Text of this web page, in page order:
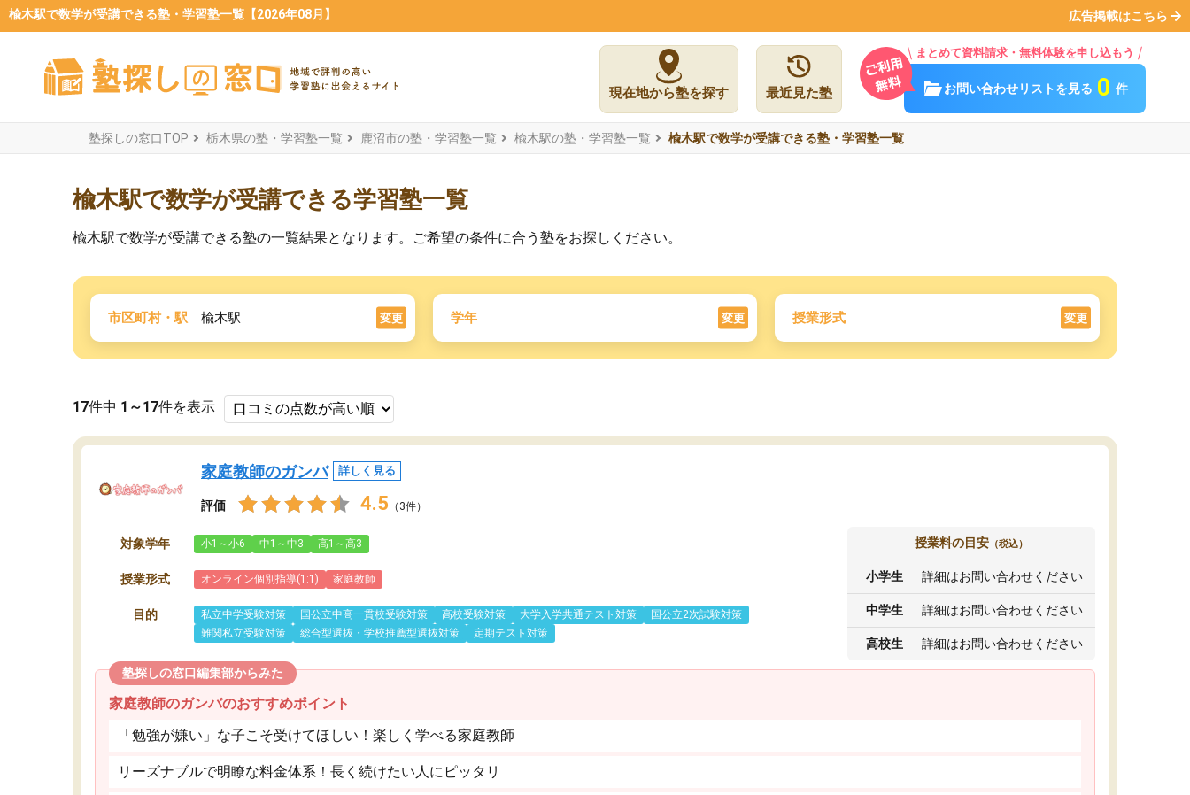
楡木駅で数学が受講できる塾・学習塾一覧【2026年08月】 広告掲載はこちら
現在地から塾を探す 最近見た塾
まとめて資料請求・無料体験を申し込もう
お問い合わせリストを見る 0 件
塾探しの窓口TOP 栃木県の塾・学習塾一覧 鹿沼市の塾・学習塾一覧 楡木駅の塾・学習塾一覧 楡木駅で数学が受講できる塾・学習塾一覧
楡木駅で数学が受講できる学習塾一覧
楡木駅で数学が受講できる塾の一覧結果となります。ご希望の条件に合う塾をお探しください。
市区町村・駅 楡木駅 変更 学年 変更 授業形式 変更
17件中 1～17件を表示
家庭教師のガンバ 詳しく見る
評価 4.5 （3件）
対象学年 小1～小6 中1～中3 高1～高3
授業形式 オンライン個別指導(1:1) 家庭教師
目的 私立中学受験対策 国公立中高一貫校受験対策 高校受験対策 大学入学共通テスト対策
国公立2次試験対策
難関私立受験対策
総合型選抜・学校推薦型選抜対策 定期テスト対策
授業料の目安 （税込）
小学生 詳細はお問い合わせください
中学生 詳細はお問い合わせください
高校生 詳細はお問い合わせください
塾探しの窓口編集部からみた
家庭教師のガンバのおすすめポイント
「勉強が嫌い」な子こそ受けてほしい！楽しく学べる家庭教師
リーズナブルで明瞭な料金体系！長く続けたい人にピッタリ